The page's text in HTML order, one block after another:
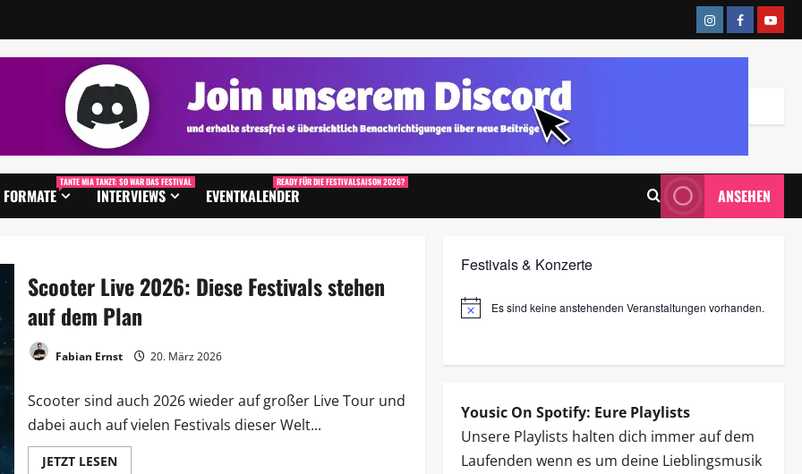
FORMATE
TANTE MIA TANZT: SO WAR DAS FESTIVAL
INTERVIEWS EVENTKALENDER
READY FÜR DIE FESTIVALSAISON 2026?
ANSEHEN
Scooter Live 2026: Diese Festivals stehen
auf dem Plan
Fabian Ernst 20. März 2026
Scooter sind auch 2026 wieder auf großer Live Tour und
dabei auch auf vielen Festivals dieser Welt...
JETZT LESEN
Festivals & Konzerte
H
Es sind keine anstehenden Veranstaltungen vorhanden.
Yousic On Spotify: Eure Playlists
Unsere Playlists halten dich immer auf dem
Laufenden wenn es um deine Lieblingsmusik